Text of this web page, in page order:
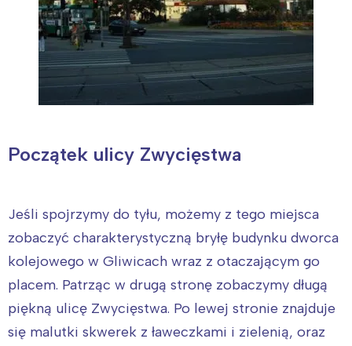
Początek ulicy Zwycięstwa
Jeśli spojrzymy do tyłu, możemy z tego miejsca
zobaczyć charakterystyczną bryłę budynku dworca
kolejowego w Gliwicach wraz z otaczającym go
placem. Patrząc w drugą stronę zobaczymy długą
piękną ulicę Zwycięstwa. Po lewej stronie znajduje
się malutki skwerek z ławeczkami i zielenią, oraz